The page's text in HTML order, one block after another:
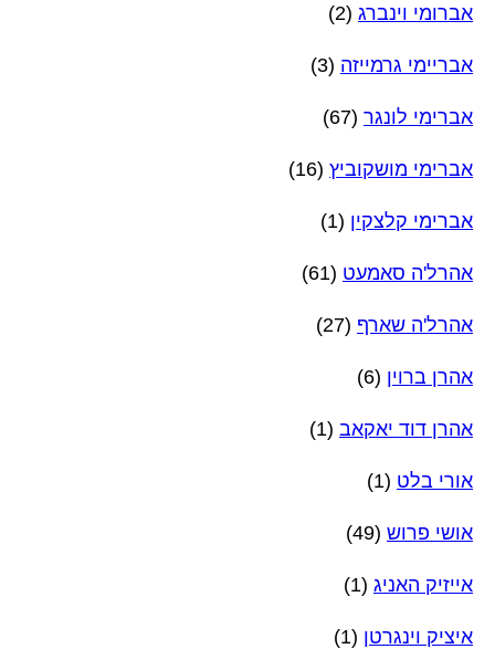
אברומי וינברג (2)
אבריימי גרמייזה (3)
אברימי לונגר (67)
אברימי מושקוביץ (16)
אברימי קלצקין (1)
אהרל'ה סאמעט (61)
אהרל'ה שארף (27)
אהרן ברוין (6)
אהרן דוד יאקאב (1)
אורי בלט (1)
אושי פרוש (49)
אייזיק האניג (1)
איציק וינגרטן (1)